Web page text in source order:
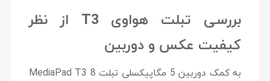
بررسی تبلت هواوی T3 از نظر
کیفیت عکس و دوربین
به کمک دوربین 5 مگاپیکسلی تبلت MediaPad T3 8